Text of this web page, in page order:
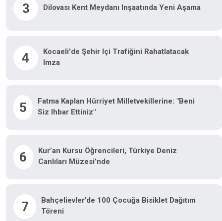
3 Dilovası Kent Meydanı Inşaatında Yeni Aşama
4
Kocaeli'de Şehir Içi Trafiğini Rahatlatacak
Imza
5
Fatma Kaplan Hürriyet Milletvekillerine: "Beni
Siz Ihbar Ettiniz"
6
Kur’an Kursu Öğrencileri, Türkiye Deniz
Canlıları Müzesi’nde
7
Bahçelievler’de 100 Çocuğa Bisiklet Dağıtım
Töreni